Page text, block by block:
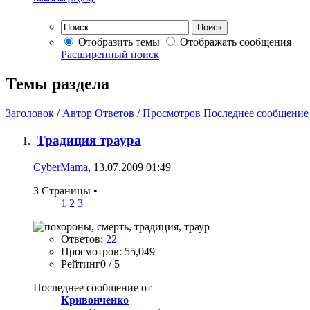
Отобразить темы
Отображать сообщения
Расширенный поиск
Темы раздела
Заголовок / Автор Ответов /Просмотров Последнее сообщение
Традиция траура
CyberMama, 13.07.2009 01:49
3 Страницы •
1 2 3
Ответов: 22
Просмотров: 55,049
Рейтинг0 / 5
Последнее сообщение от
Кривонченко